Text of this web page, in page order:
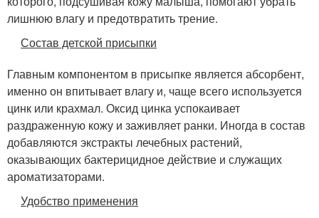
лишнюю влагу и предотвратить трение.
Состав детской присыпки
Главным компонентом в присыпке является абсорбент,
именно он впитывает влагу и, чаще всего используется
цинк или крахмал. Оксид цинка успокаивает
раздраженную кожу и заживляет ранки. Иногда в состав
добавляются экстракты лечебных растений,
оказывающих бактерицидное действие и служащих
ароматизаторами.
Удобство применения